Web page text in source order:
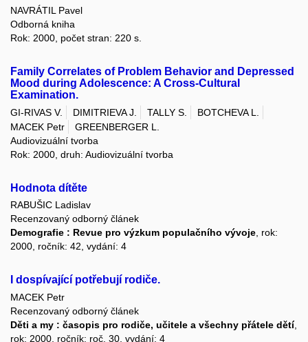
NAVRÁTIL Pavel
Odborná kniha
Rok: 2000, počet stran: 220 s.
Family Correlates of Problem Behavior and Depressed
Mood during Adolescence: A Cross-Cultural
Examination.
GI-RIVAS V. DIMITRIEVA J. TALLY S.
BOTCHEVA L.
MACEK Petr
GREENBERGER L.
Audiovizuální tvorba
Rok: 2000, druh: Audiovizuální tvorba
Hodnota dítěte
RABUŠIC Ladislav
Recenzovaný odborný článek
Demografie : Revue pro výzkum populačního vývoje, rok:
2000, ročník: 42, vydání: 4
I dospívající potřebují rodiče.
MACEK Petr
Recenzovaný odborný článek
Děti a my : časopis pro rodiče, učitele a všechny přátele dětí,
rok: 2000, ročník: roč. 30, vydání: 4